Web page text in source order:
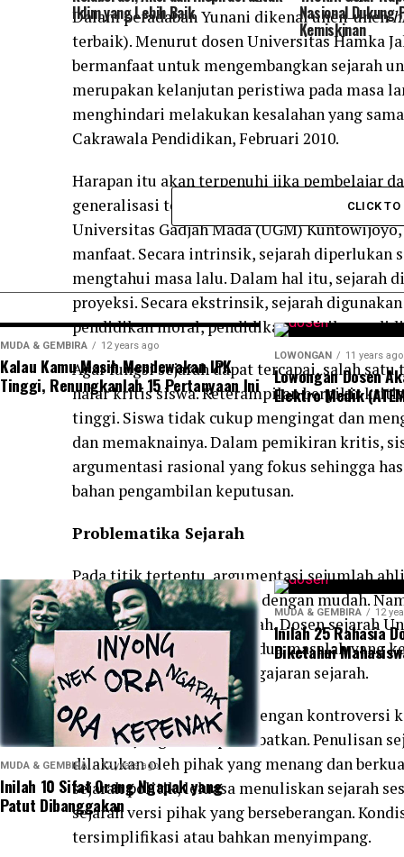
Dalam peradaban Yunani dikenal unen-unen
terbaik). Menurut dosen Universitas Hamka
bermanfaat untuk mengembangkan sejarah
merupakan kelanjutan peristiwa pada masa
menghindari melakukan kesalahan yang
Cakrawala Pendidikan, Februari 2010.
Harapan itu akan terpenuhi jika pembelajar
generalisasi tentang kisah kehidupan
Universitas Gadjah Mada (UGM)
manfaat. Secara intrinsik, sejarah diperlukan
mengtahui masa lalu. Dalam hal itu, sejarah
proyeksi. Secara ekstrinsik, sejarah
pendidikan moral, pendidikan politik,
Agar fungsi sejarah dapat tercapai, salah
nalar kritis siswa. Keterampilan berpikir
tinggi. Siswa tidak cukup mengingat dan
dan memaknainya. Dalam pemikiran kritis,
argumentasi rasional yang fokus sehingga
bahan pengambilan keputusan.
Problematika Sejarah
Pada titik tertentu, argumentasi sejumlah
pengajaran sejarh di kelas dengan mudah.
memiliki sejumlah masalah. Dosen sejarah
Azinar Ahmad menyebut, dua masalah yang
penulisan sejarah dan pengajaran sejarah.
Penulisan sejarah rentan dengan kontroversi
abu-abu yang bisa diperdebatkan. Penulisan
dilakukan oleh pihak yang menang dan
sejarah politik, leluasa menuliskan sejarah
sejarah versi pihak yang berseberangan.
tersimplifikasi atau bahkan menyimpang.
Iklim yang Lebih Baik Nasional Dukung
Kemiskinan
CLICK
MUDA & GEMBIRA 12 years ago
Kalau Kamu Masih Mendewakan IPK
Tinggi, Renungkanlah 15 Pertanyaan Ini
LOWONGAN 11 years ago
Lowongan Dosen
Elektro Medik
MUDA & GEMBIRA 12 years ago
Inilah 10 Sifat Orang Ngapak yang
Patut Dibanggakan
MUDA & GEMBIRA 12
Inilah 25 Rahasia
Diketahui